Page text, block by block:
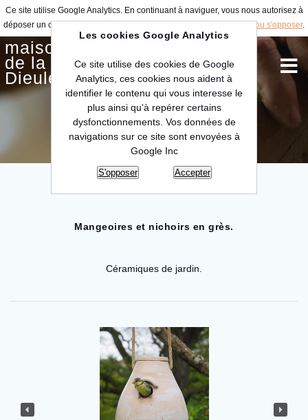
Les cookies Google Analytics
Ce site utilise des cookies de Google
Analytics, ces cookies nous aident à
identifier le contenu qui vous interesse le
plus ainsi qu'à repérer certains
dysfonctionnements. Vos données de
navigations sur ce site sont envoyées à
Google Inc
S'opposer Accepter
Ce site utilise Google Analytics. En continuant à naviguer, vous nous autorisez à
déposer un cookie à des fins de mesure d'audience.
En savoir plus ou s'opposer.
maison
de la céramique
Dieulefit
Raphaël MICK
Mangeoires et nichoirs en grès.
Céramiques de jardin.